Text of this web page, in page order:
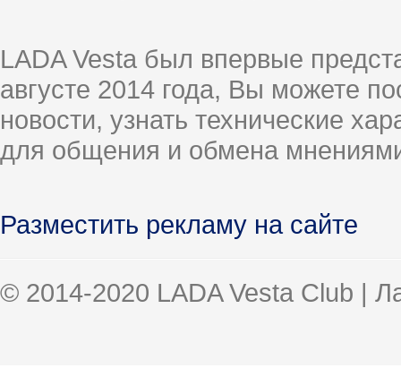
LADA Vesta был впервые
августе 2014 года, Вы можете
новости, узнать технические
для общения и обмена
Разместить рекламу на сайте
© 2014-2020 LADA Vesta Club |